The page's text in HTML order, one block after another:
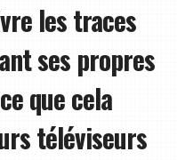
les traces
ses propres
que cela
téléviseurs